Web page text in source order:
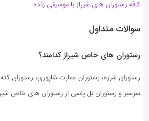
کافه رستوران های شیراز با موسیقی زنده
سوالات متداول
رستوران های خاص شیراز کدامند؟
رستوران شرزه، رستوران عمارت شاپوری، رستوران
سرسبز و رستوران بل پاسی از رستوران های خاص